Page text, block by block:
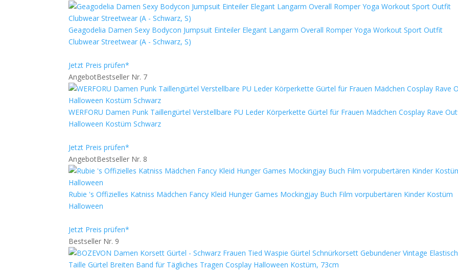
Geagodelia Damen Sexy Bodycon Jumpsuit Einteiler Elegant Langarm Overall Romper Yoga Workout Sport Outfit
Clubwear Streetwear (A - Schwarz, S)
Jetzt Preis prüfen*
AngebotBestseller Nr. 7
WERFORU Damen Punk Taillengürtel Verstellbare PU Leder Körperkette Gürtel für Frauen Mädchen Cosplay Rave
Halloween Kostüm Schwarz
Jetzt Preis prüfen*
AngebotBestseller Nr. 8
Rubie 's Offizielles Katniss Mädchen Fancy Kleid Hunger Games Mockingjay Buch Film vorpubertären Kinder Kostüm
Halloween
Jetzt Preis prüfen*
Bestseller Nr. 9